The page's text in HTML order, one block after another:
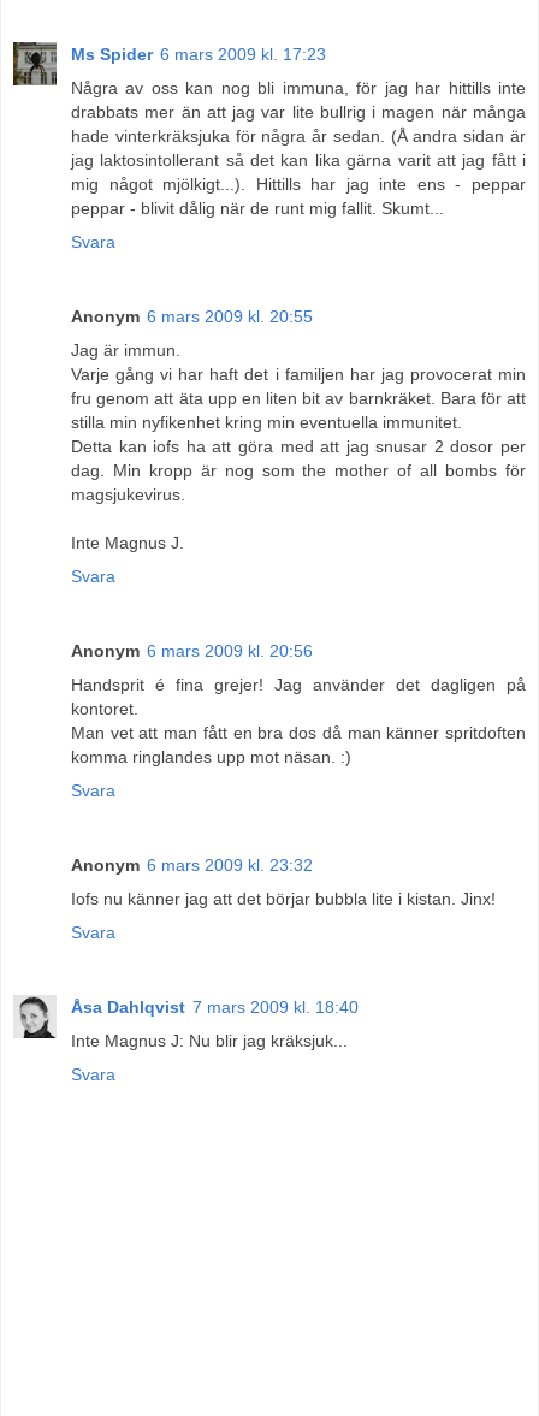
Ms Spider 6 mars 2009 kl. 17:23
Några av oss kan nog bli immuna, för jag har hittills inte
drabbats mer än att jag var lite bullrig i magen när många
hade vinterkräksjuka för några år sedan. (Å andra sidan är
jag laktosintollerant så det kan lika gärna varit att jag fått i
mig något mjölkigt...). Hittills har jag inte ens - peppar
peppar - blivit dålig när de runt mig fallit. Skumt...
Svara
Anonym 6 mars 2009 kl. 20:55
Jag är immun.
Varje gång vi har haft det i familjen har jag provocerat min
fru genom att äta upp en liten bit av barnkräket. Bara för att
stilla min nyfikenhet kring min eventuella immunitet.
Detta kan iofs ha att göra med att jag snusar 2 dosor per
dag. Min kropp är nog som the mother of all bombs för
magsjukevirus.
Inte Magnus J.
Svara
Anonym 6 mars 2009 kl. 20:56
Handsprit é fina grejer! Jag använder det dagligen på
kontoret.
Man vet att man fått en bra dos då man känner spritdoften
komma ringlandes upp mot näsan. :)
Svara
Anonym 6 mars 2009 kl. 23:32
Iofs nu känner jag att det börjar bubbla lite i kistan. Jinx!
Svara
Åsa Dahlqvist 7 mars 2009 kl. 18:40
Inte Magnus J: Nu blir jag kräksjuk...
Svara